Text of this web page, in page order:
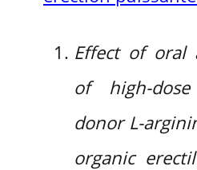
Effect of oral
of high-
donor L-
organic